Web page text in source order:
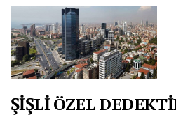
ŞİŞLİ ÖZEL